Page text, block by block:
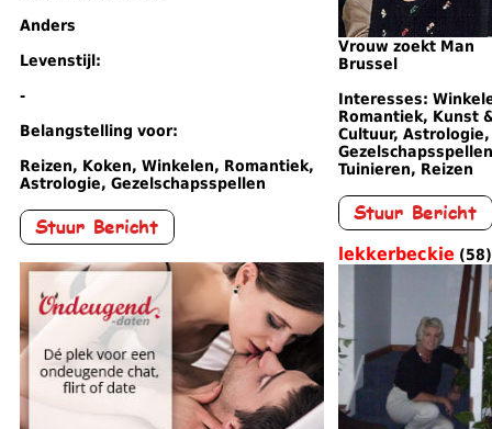
Anders
Levenstijl:
-
Belangstelling voor:
Reizen, Koken, Winkelen, Romantiek,
Astrologie, Gezelschapsspellen
Vrouw zoekt Man
Brussel
Interesses:
Romantiek, Kunst
Cultuur, Astrologie,
Tuinieren, Reizen
lekkerbeckie (58)